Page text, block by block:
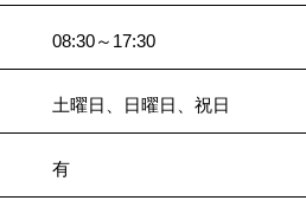
08:30～17:30
土曜日、日曜日、祝日
有